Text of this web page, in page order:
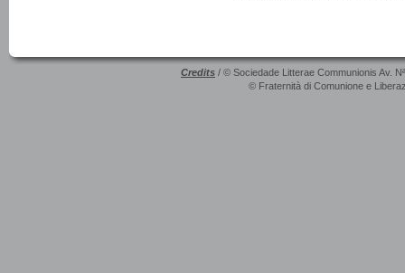
Credits / © Sociedade Litterae Communionis Av.
© Fraternità di Comunione e